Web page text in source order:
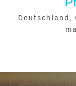
Deutschland,